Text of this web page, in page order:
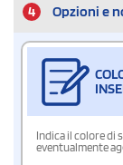
4 Opzioni e
Indica il colore di
eventualmente